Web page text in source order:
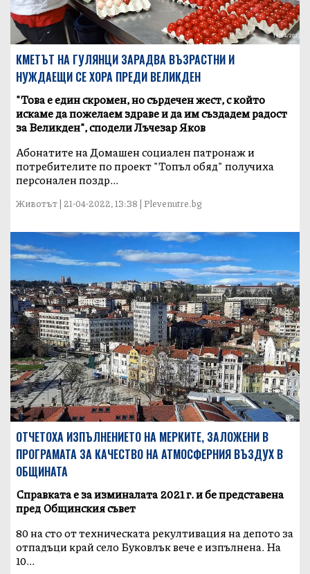
КМЕТЪТ НА ГУЛЯНЦИ ЗАРАДВА ВЪЗРАСТНИ И
НУЖДАЕЩИ СЕ ХОРА ПРЕДИ ВЕЛИКДЕН
"Това е един скромен, но сърдечен жест, с който
искаме да пожелаем здраве и да им създадем радост
за Великден", сподели Лъчезар Яков
Абонатите на Домашен социален патронаж и
потребителите по проект "Топъл обяд" получиха
персонален поздр...
Животът | 21-04-2022, 13:38 | Plevenutre.bg
ОТЧЕТОХА ИЗПЪЛНЕНИЕТО НА МЕРКИТЕ, ЗАЛОЖЕНИ В
ПРОГРАМАТА ЗА КАЧЕСТВО НА АТМОСФЕРНИЯ ВЪЗДУХ В
ОБЩИНАТА
Справката е за изминалата 2021 г. и бе представена
пред Общинския съвет
80 на сто от техническата рекултивация на депото за
отпадъци край село Буковлък вече е изпълнена. На
10...